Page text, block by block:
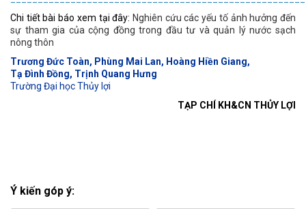
Chi tiết bài báo xem tại đây: Nghiên cứu các yếu tố ảnh hưởng đến
sự tham gia của cộng đồng trong đầu tư và quản lý nước sạch
nông thôn
Trương Đức Toàn, Phùng Mai Lan, Hoàng Hiền Giang,
Tạ Đình Đồng, Trịnh Quang Hưng
Trường Đại học Thủy lợi
TẠP CHÍ KH&CN THỦY LỢI
Ý kiến góp ý: